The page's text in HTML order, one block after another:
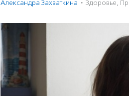
Александра Захваткина · Здоровье,